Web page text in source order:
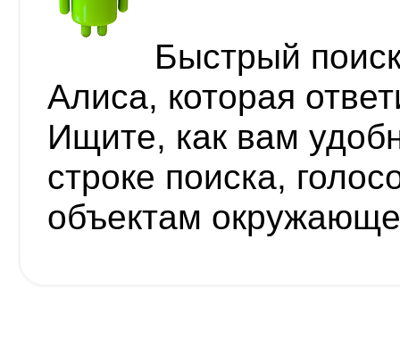
Быстрый
Алиса, которая
Ищите, как вам
строке поиска,
объектам